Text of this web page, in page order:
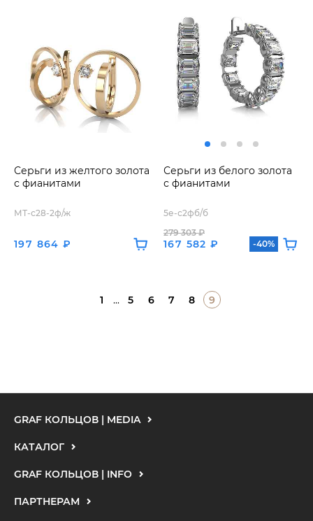
Серьги из желтого золота
с фианитами
МТ-с28-2ф/ж
197 864 ₽
Серьги из белого золота
с фианитами
5е-с2фб/б
167 582 ₽
279 303 ₽
-40%
1 ... 5 6 7 8 9
GRAF КОЛЬЦОВ | MEDIA
КАТАЛОГ
GRAF КОЛЬЦОВ | INFO
ПАРТНЕРАМ